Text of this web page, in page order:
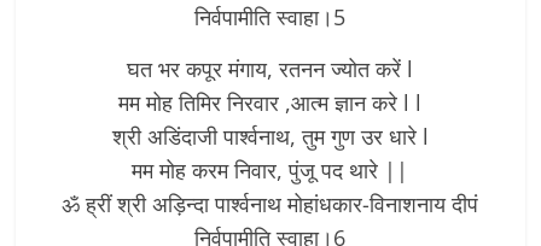
निर्वपामीति स्वाहा।5
घत भर कपूर मंगाय, रतनन ज्योत करें l
मम मोह तिमिर निरवार ,आत्म ज्ञान करे l l
श्री अडिंदाजी पार्श्वनाथ, तुम गुण उर धारे l
मम मोह करम निवार, पुंजू पद थारे ||­
ॐ ह्रीं श्री अड़िन्दा पार्श्वनाथ मोहांधकार-विनाशनाय दीपं
निर्वपामीति स्वाहा।6